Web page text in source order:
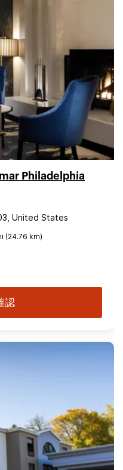
Philadelphia
United States
(24.76 km)
認